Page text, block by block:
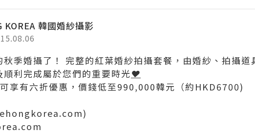
KOREA 韓國婚紗攝影
秋季婚攝了！ 完整的紅葉婚紗拍攝套餐，由婚紗、拍攝道
順利完成屬於您們的重要時光❤
享有六折優惠，價錢低至990,000韓元（約HKD6700)